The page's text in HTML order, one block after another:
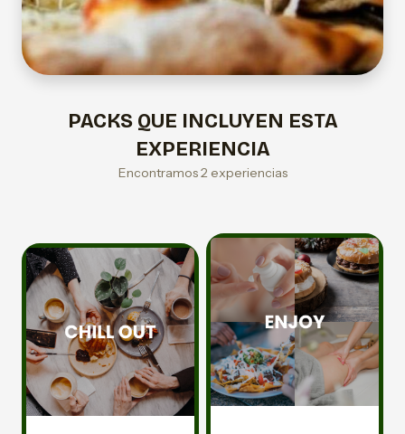
PACKS QUE INCLUYEN ESTA
EXPERIENCIA
Encontramos 2 experiencias